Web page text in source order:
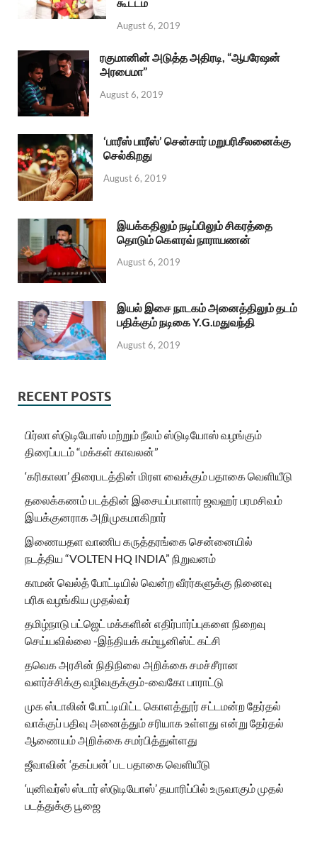
August 6, 2019
ரகுமானின் அடுத்த அதிரடி, “ஆபரேஷன்
அரபைமா”
August 6, 2019
‘பாரீஸ் பாரீஸ்’ சென்சார் மறுபரிசீலனைக்கு
செல்கிறது
August 6, 2019
இயக்கதிலும் நடிப்பிலும் சிகரத்தை
தொடும் கௌரவ் நாராயணன்
August 6, 2019
இயல் இசை நாடகம் அனைத்திலும் தடம்
பதிக்கும் நடிகை Y.G.மதுவந்தி
August 6, 2019
RECENT POSTS
பிர்லா ஸ்டுடியோஸ் மற்றும் நீலம் ஸ்டுடியோஸ் வழங்கும்
திரைப்படம் “மக்கள் காவலன்”
‘கரிகாலா’ திரைபடத்தின் மிரள வைக்கும் பதாகை வெளியீடு
தலைக்கணம் படத்தின் இசையப்பாளார் ஜவஹர் பரமசிவம்
இயக்குனராக அறிமுகமாகிறார்
இணையதள வாணிப கருத்தரங்கை சென்னையில்
நடத்திய “VOLTEN HQ INDIA” நிறுவனம்
காமன் வெல்த் போட்டியில் வென்ற வீரர்களுக்கு நினைவு
பரிசு வழங்கிய முதல்வர்
தமிழ்நாடு பட்ஜெட் மக்களின் எதிர்பார்ப்புகளை நிறைவு
செய்யவில்லை -இந்தியக் கம்யூனிஸ்ட் கட்சி
தவெக அரசின் நிதிநிலை அறிக்கை சமச்சீரான
வளர்ச்சிக்கு வழிவகுக்கும்-வைகோ பாராட்டு
முக ஸ்டாலின் போட்டியிட்ட கொளத்தூர் சட்டமன்ற தேர்தல்
வாக்குப் பதிவு அனைத்தும் சரியாக உள்ளது என்று தேர்தல்
ஆணையம் அறிக்கை சமர்பித்துள்ளது
ஜீவாவின் ‘தகப்பன்’ பட பதாகை வெளியீடு
‘யுனிவர்ஸ் ஸ்டார் ஸ்டுடியோஸ்’ தயாரிப்பில் உருவாகும் முதல்
படத்துக்கு பூஜை